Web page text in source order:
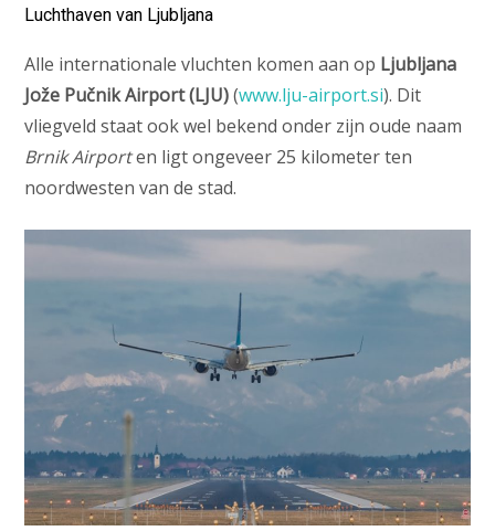
Luchthaven van Ljubljana
Alle internationale vluchten komen aan op Ljubljana
Jože Pučnik Airport (LJU)(www.lju-airport.si). Dit
vliegveld staat ook wel bekend onder zijn oude naam
Brnik Airporten ligt ongeveer 25 kilometer ten
noordwesten van de stad.